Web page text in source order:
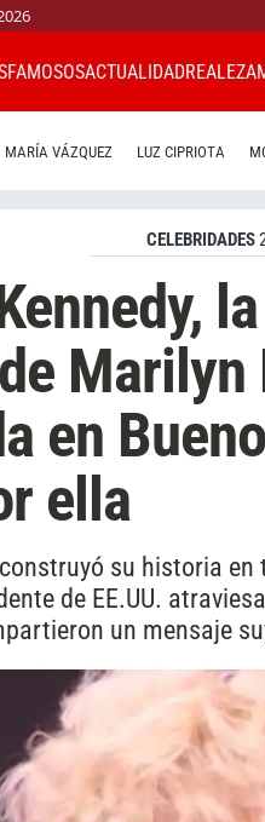
FAMOSOSACTUALIDADREALEZA
MARÍA VÁZQUEZ LUZ CIPRIOTA
CELEBRIDADES
Marilyn
en
ella
su historia
de EE.UU.
un mensaje